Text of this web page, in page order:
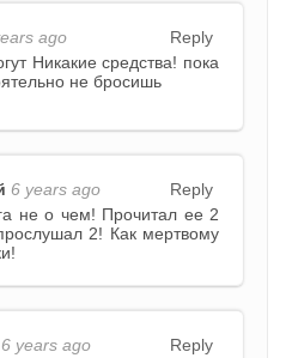
Reply
ago
Никакие средства! пока
не бросишь
Reply
6 years ago
не о чем! Прочитал ее 2
2! Как мертвому
Reply
6 years ago